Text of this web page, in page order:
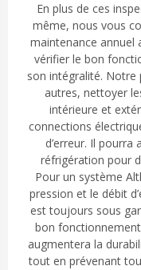
En plus de ces
même, nous vous
maintenance annuel
vérifier le bon
son intégralité. Notre
autres, nettoyer
intérieure et
connections
d’erreur. Il pourra
réfrigération pour
Pour un système
pression et le débit
est toujours sous
bon
augmentera la
tout en prévenant